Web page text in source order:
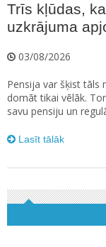
Trīs kļūdas,
uzkrājuma
03/08/2026
Pensija var šķist tāls
domāt tikai vēlāk.
savu pensiju un
Lasīt tālāk